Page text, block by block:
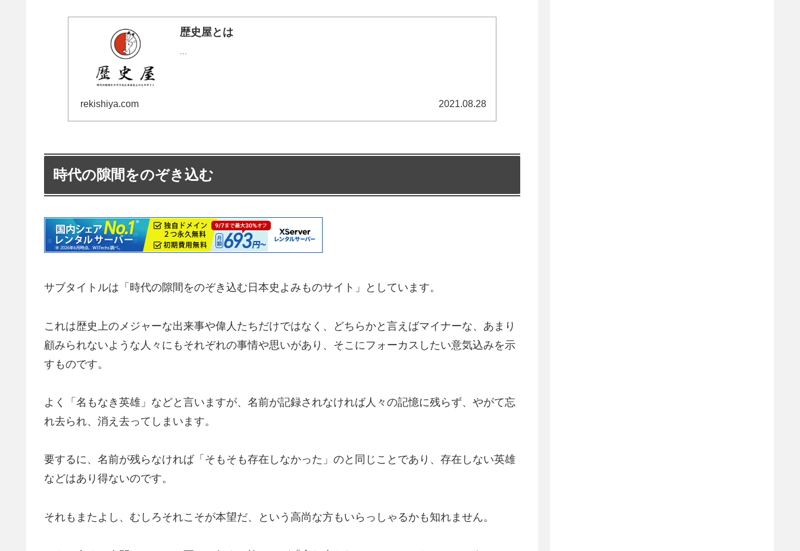
歴史屋とは
...
rekishiya.com 2021.08.28
時代の隙間をのぞき込む
サブタイトルは「時代の隙間をのぞき込む日本史よみものサイト」としています。
これは歴史上のメジャーな出来事や偉人たちだけではなく、どちらかと言えばマイナーな、あまり
顧みられないような人々にもそれぞれの事情や思いがあり、そこにフォーカスしたい意気込みを示
すものです。
よく「名もなき英雄」などと言いますが、名前が記録されなければ人々の記憶に残らず、やがて忘
れ去られ、消え去ってしまいます。
要するに、名前が残らなければ「そもそも存在しなかった」のと同じことであり、存在しない英雄
などはあり得ないのです。
それもまたよし、むしろそれこそが本望だ、という高尚な方もいらっしゃるかも知れません。